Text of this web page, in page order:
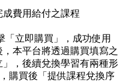
成費用給付之課程
「立即購買」，成功使用
本平台將透過購買填寫之
，後續兌換學習有兩種形
購買後「提供課程兌換序